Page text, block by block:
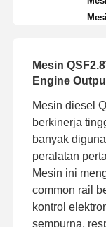
Mesin
Engine
Mesin diesel
berkinerja
banyak
peralatan
Mesin ini
common rail
kontrol
sempurna,